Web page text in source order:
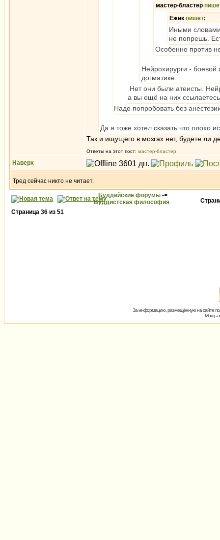
мастер-бластер
Ёжик пишет:
Иными
не попрешь.
Особенно против
Нейрохирурги -
догматике.
Нет они были атеисты.
а вы ещё на них
Надо попробовать без
Да я тоже хотел сказать что плохо
Так и ищущего в мозгах нет, будете ли
Ответы на этот пост: мастер-бластер
Наверх
Тред сейчас никто не читает.
Буддийские форумы ->
Буддистская философия
Страница 36 из 51
За информацию, размещённую на сайте
Мощь